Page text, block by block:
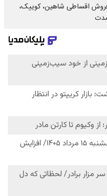
اقساطی شاهین، کوییک،